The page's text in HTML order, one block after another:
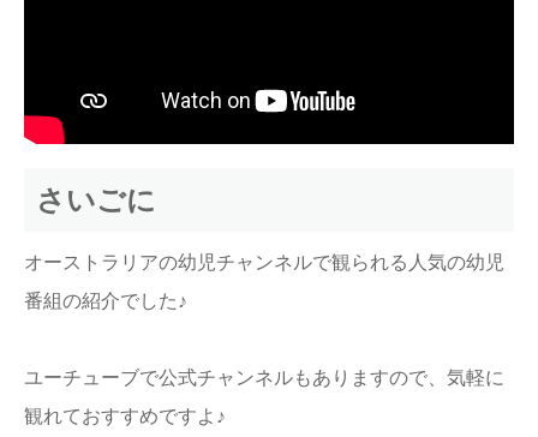
さいごに
オーストラリアの幼児チャンネルで観られる人気の幼児
番組の紹介でした♪
ユーチューブで公式チャンネルもありますので、気軽に
観れておすすめですよ♪